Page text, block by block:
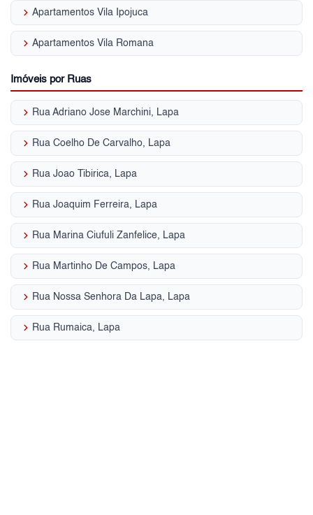
keyboard_arrow_right Apartamentos Vila Ipojuca
keyboard_arrow_right Apartamentos Vila Romana
Imóveis por Ruas
keyboard_arrow_right Rua Adriano Jose Marchini, Lapa
keyboard_arrow_right Rua Coelho De Carvalho, Lapa
keyboard_arrow_right Rua Joao Tibirica, Lapa
keyboard_arrow_right Rua Joaquim Ferreira, Lapa
keyboard_arrow_right Rua Marina Ciufuli Zanfelice, Lapa
keyboard_arrow_right Rua Martinho De Campos, Lapa
keyboard_arrow_right Rua Nossa Senhora Da Lapa, Lapa
keyboard_arrow_right Rua Rumaica, Lapa